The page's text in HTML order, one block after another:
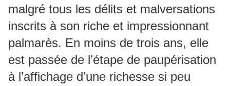
malgré tous les délits et malversations
inscrits à son riche et impressionnant
palmarès. En moins de trois ans, elle
est passée de l’étape de paupérisation
à l’affichage d’une richesse si peu